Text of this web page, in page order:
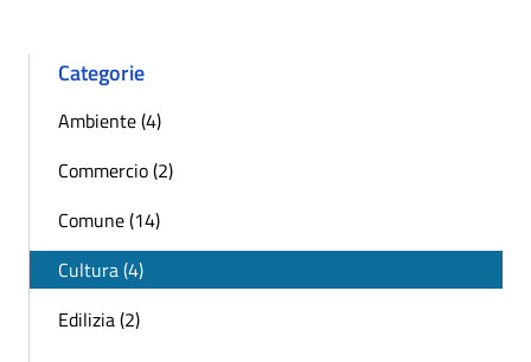
Categorie
Ambiente (4)
Commercio (2)
Comune (14)
Cultura (4)
Edilizia (2)